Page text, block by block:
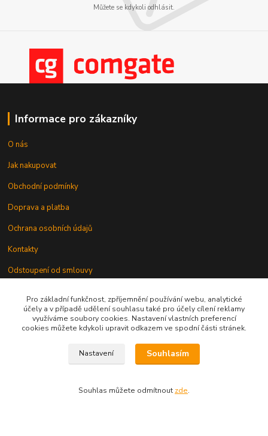
Můžete se kdykoli odhlásit.
Informace pro zákazníky
O nás
Jak nakupovat
Obchodní podmínky
Doprava a platba
Ochrana osobních údajů
Kontakty
Odstoupení od smlouvy
knihy@epublishing.cz predplatne@epublishing.cz
Pro základní funkčnost, zpříjemnění používání webu, analytické
účely a v případě udělení souhlasu také pro účely cílení reklamy
využíváme soubory cookies. Nastavení vlastních preferencí
cookies můžete kdykoli upravit odkazem ve spodní části stránek.
Nastavení Souhlasím
Souhlas můžete odmítnout zde.